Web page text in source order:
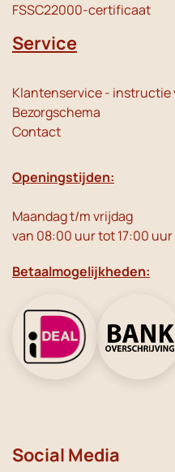
FSSC22000-certificaat
Service
Klantenservice - instructie
Bezorgschema
Contact
Openingstijden:
Maandag t/m vrijdag
van 08:00 uur tot 17:00 uur
Betaalmogelijkheden:
Social Media